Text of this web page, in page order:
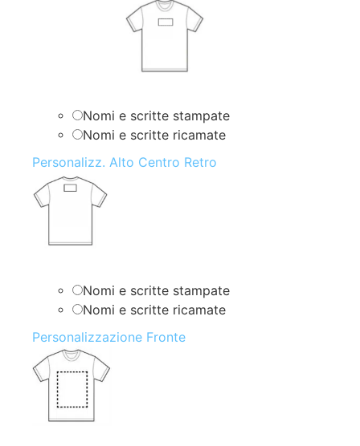
Nomi e scritte stampate
Nomi e scritte ricamate
Personalizz. Alto Centro Retro
Nomi e scritte stampate
Nomi e scritte ricamate
Personalizzazione Fronte